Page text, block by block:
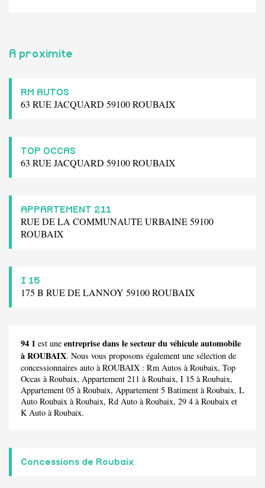
A proximite
RM AUTOS
63 RUE JACQUARD 59100 ROUBAIX
TOP OCCAS
63 RUE JACQUARD 59100 ROUBAIX
APPARTEMENT 211
RUE DE LA COMMUNAUTE URBAINE 59100
ROUBAIX
I 15
175 B RUE DE LANNOY 59100 ROUBAIX
94 1 est une entreprise dans le secteur du véhicule automobile
à ROUBAIX. Nous vous proposons également une sélection de
concessionnaires auto à ROUBAIX : Rm Autos à Roubaix, Top
Occas à Roubaix, Appartement 211 à Roubaix, I 15 à Roubaix,
Appartement 05 à Roubaix, Appartement 5 Batiment à Roubaix, L
Auto Roubaix à Roubaix, Rd Auto à Roubaix, 29 4 à Roubaix et
K Auto à Roubaix.
Concessions de Roubaix